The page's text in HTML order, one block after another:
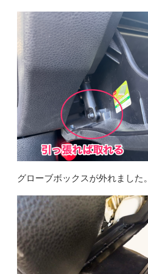
グローブボックスが外れました。